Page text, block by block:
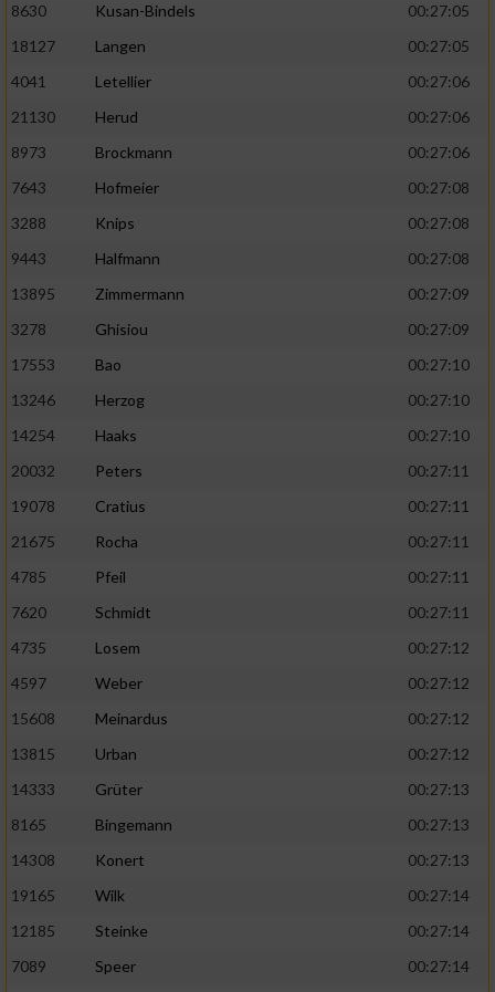
8630
Kusan-Bindels
00:27:05
18127
Langen
00:27:05
4041
Letellier
00:27:06
21130
Herud
00:27:06
8973
Brockmann
00:27:06
7643
Hofmeier
00:27:08
3288
Knips
00:27:08
9443
Halfmann
00:27:08
13895
Zimmermann
00:27:09
3278
Ghisiou
00:27:09
17553
Bao
00:27:10
13246
Herzog
00:27:10
14254
Haaks
00:27:10
20032
Peters
00:27:11
19078
Cratius
00:27:11
21675
Rocha
00:27:11
4785
Pfeil
00:27:11
7620
Schmidt
00:27:11
4735
Losem
00:27:12
4597
Weber
00:27:12
15608
Meinardus
00:27:12
13815
Urban
00:27:12
14333
Grüter
00:27:13
8165
Bingemann
00:27:13
14308
Konert
00:27:13
19165
Wilk
00:27:14
12185
Steinke
00:27:14
7089
Speer 00:27:14